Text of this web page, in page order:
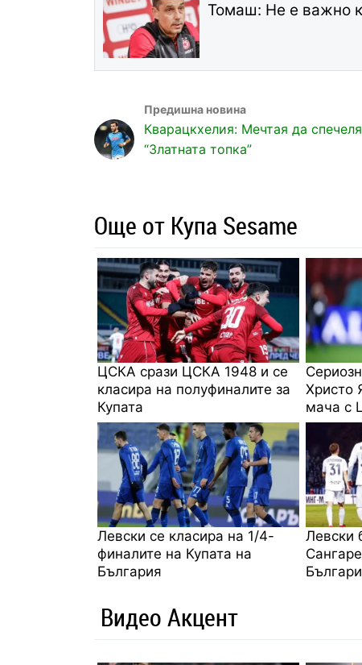
Томаш: Не е важно
Кварацкхелия: Мечтая да спечеля
“Златната топка”
Още от Купа Sesame
ЦСКА срази ЦСКА 1948 и се
класира на полуфиналите за
Купата
Христо
мача с
Левски се класира на 1/4-
финалите на Купата на
България
Левски
Видео Акцент